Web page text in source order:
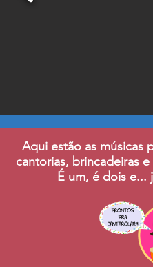
Aqui estão as músicas
cantorias, brincadeiras e
É um, é dois e...